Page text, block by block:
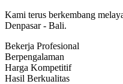
Kami terus berkembang
Denpasar - Bali.
Bekerja Profesional
Berpengalaman
Harga Kompetitif
Hasil Berkualitas